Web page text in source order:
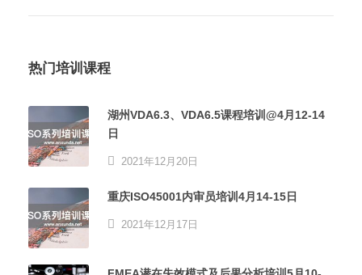
热门培训课程
湖州VDA6.3、VDA6.5课程培训@4月12-14
日
2021年12月20日
重庆ISO45001内审员培训4月14-15日
2021年12月17日